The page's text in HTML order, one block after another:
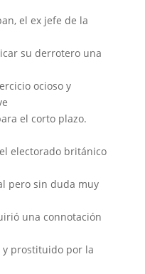
el ex jefe de la
su derrotero una
ocioso y
el corto plazo.
electorado británico
pero sin duda muy
una connotación
y prostituido por la